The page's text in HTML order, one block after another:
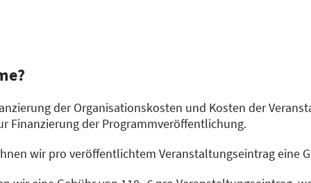
Signierbereich für alle Signierstunden auf der
für Veranstaltungen zu internationalen Themen mit
der Organisationskosten und Kosten der
Finanzierung der Programmveröffentlichung.
wir pro veröffentlichtem Veranstaltungseintrag eine